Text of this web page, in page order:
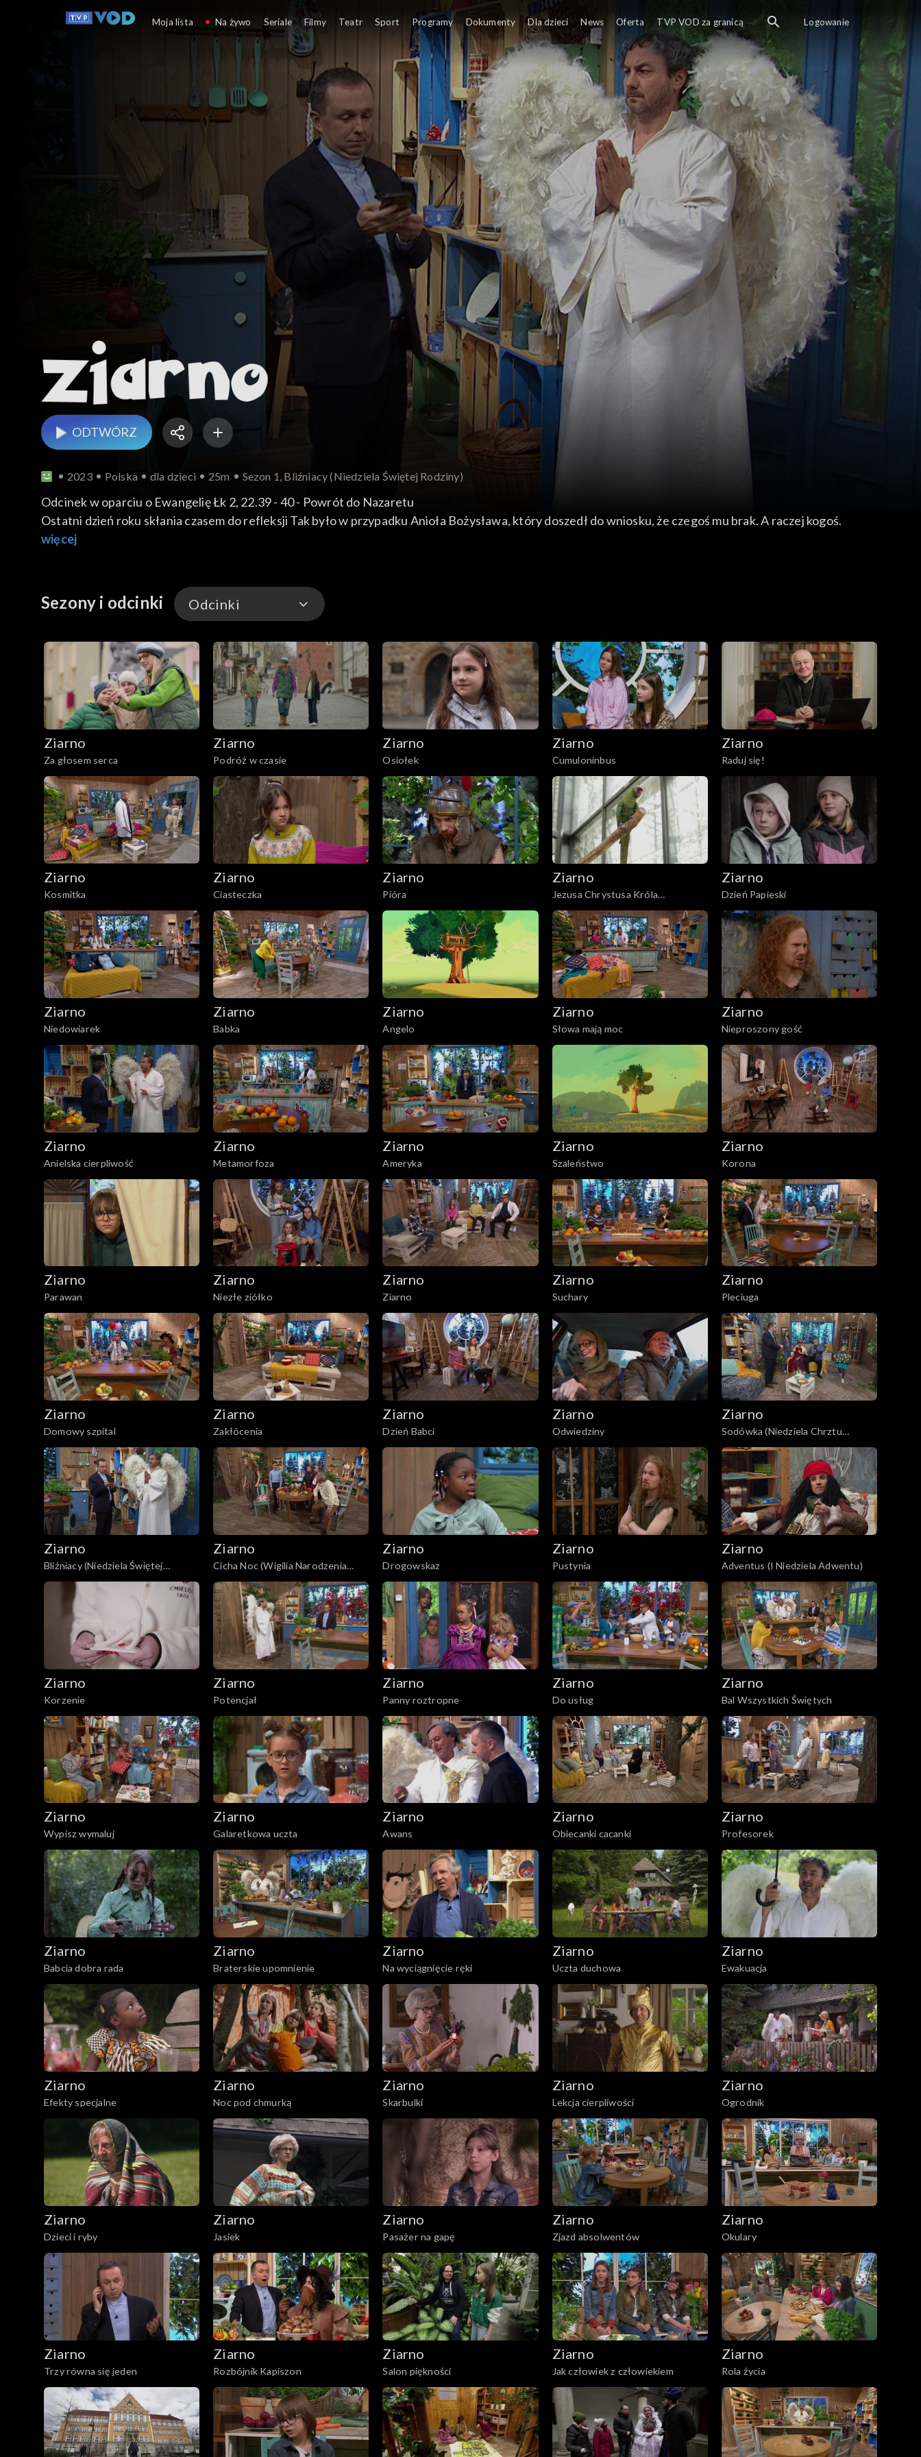
Ziarno
ODTWÓRZ
2023 Polska dla dzieci 25m Sezon 1, Bliźniacy (Niedziela Świętej Rodziny)
Odcinek w oparciu o Ewangelię Łk 2, 22.39 - 40 - Powrót do Nazaretu
Ostatni dzień roku skłania czasem do refleksji Tak było w przypadku Anioła Bożysława, który doszedł do wniosku, że czegoś mu brak. A raczej kogoś.
więcej
Sezony i odcinki Odcinki
Odcinki
Ziarno
Za głosem serca
Ziarno
Podróż w czasie
Ziarno
Osiołek
Ziarno
Cumuloninbus
Ziarno
Raduj się!
Ziarno
Kosmitka
Ziarno
Ciasteczka
Ziarno
Pióra
Ziarno
Jezusa Chrystusa Króla
Wszechświata
Ziarno
Dzień Papieski
Ziarno
Niedowiarek
Ziarno
Babka
Ziarno
Angelo
Ziarno
Słowa mają moc
Ziarno
Nieproszony gość
Ziarno
Anielska cierpliwość
Ziarno
Metamorfoza
Ziarno
Ameryka
Ziarno
Szaleństwo
Ziarno
Korona
Ziarno
Parawan
Ziarno
Niezłe ziółko
Ziarno
Ziarno
Ziarno
Suchary
Ziarno
Pleciuga
Ziarno
Domowy szpital
Ziarno
Zakłócenia
Ziarno
Dzień Babci
Ziarno
Odwiedziny
Ziarno
Sodówka (Niedziela Chrztu
Pańskiego)
Ziarno
Bliźniacy (Niedziela Świętej
Rodziny)
Ziarno
Cicha Noc (Wigilia Narodzenia
Pańskiego)
Ziarno
Drogowskaz
Ziarno
Pustynia
Ziarno
Adventus (I Niedziela Adwentu)
Ziarno
Korzenie
Ziarno
Potencjał
Ziarno
Panny roztropne
Ziarno
Do usług
Ziarno
Bal Wszystkich Świętych
Ziarno
Wypisz wymaluj
Ziarno
Galaretkowa uczta
Ziarno
Awans
Ziarno
Obiecanki cacanki
Ziarno
Profesorek
Ziarno
Babcia dobra rada
Ziarno
Braterskie upomnienie
Ziarno
Na wyciągnięcie ręki
Ziarno
Uczta duchowa
Ziarno
Ewakuacja
Ziarno
Efekty specjalne
Ziarno
Noc pod chmurką
Ziarno
Skarbulki
Ziarno
Lekcja cierpliwości
Ziarno
Ogrodnik
Ziarno
Dzieci i ryby
Ziarno
Jasiek
Ziarno
Pasażer na gapę
Ziarno
Zjazd absolwentów
Ziarno
Okulary
Ziarno
Trzy równa się jeden
Ziarno
Rozbójnik Kapiszon
Ziarno
Salon piękności
Ziarno
Jak człowiek z człowiekiem
Ziarno
Rola życia
Moja lista Na żywo Seriale Filmy Teatr Sport Programy Dokumenty Dla dzieci News Oferta TVP VOD za granicą Logowanie